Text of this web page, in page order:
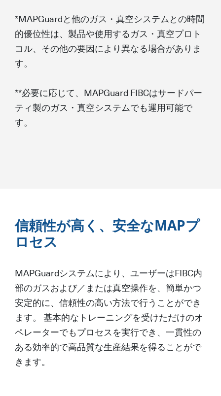
*MAPGuardと他のガス・真空システムとの時間
的優位性は、製品や使用するガス・真空プロト
コル、その他の要因により異なる場合がありま
す。
**必要に応じて、MAPGuard FIBCはサードパー
ティ製のガス・真空システムでも運用可能で
す。
信頼性が高く、安全なMAPプ
ロセス
MAPGuardシステムにより、ユーザーはFIBC内
部のガスおよび／または真空操作を、簡単かつ
安定的に、信頼性の高い方法で行うことができ
ます。 基本的なトレーニングを受けただけのオ
ペレーターでもプロセスを実行でき、一貫性の
ある効率的で高品質な生産結果を得ることがで
きます。